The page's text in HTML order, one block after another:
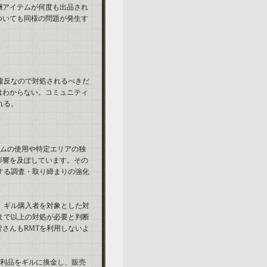
イテムが何度も出品され
ても同様の問題が発生す
反なので対処されるべきだ
からない。コミュニティ
。
の使用や特定エリアの独
を及ぼしています。その
る調査・取り締まりの強化
ギル購入者を対象とした対
で以上の対処が必要と判断
んもRMTを利用しないよ
品をギルに換金し、販売